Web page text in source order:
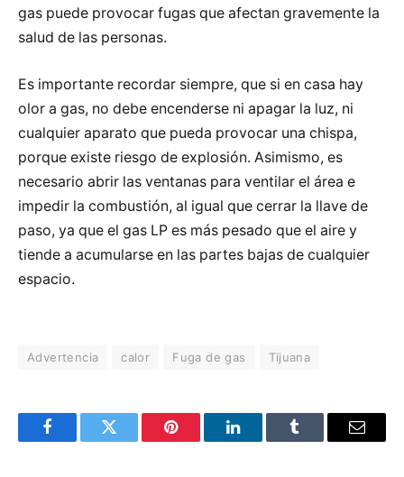
gas puede provocar fugas que afectan gravemente la
salud de las personas.
Es importante recordar siempre, que si en casa hay
olor a gas, no debe encenderse ni apagar la luz, ni
cualquier aparato que pueda provocar una chispa,
porque existe riesgo de explosión. Asimismo, es
necesario abrir las ventanas para ventilar el área e
impedir la combustión, al igual que cerrar la llave de
paso, ya que el gas LP es más pesado que el aire y
tiende a acumularse en las partes bajas de cualquier
espacio.
Advertencia calor Fuga de gas Tijuana
FacebookTwitter Pinterest LinkedInTumblr Email